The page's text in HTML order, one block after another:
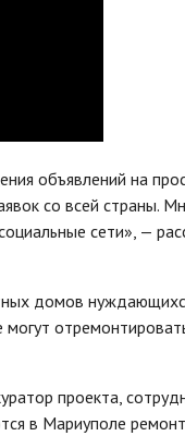
объявлений на
со всей страны.
сети», —
домов
проекта,
в Мариуполе